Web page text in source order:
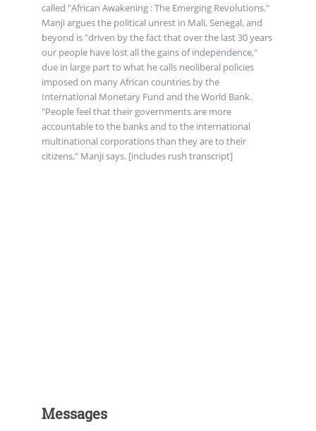
called "African Awakening : The Emerging Revolutions."
Manji argues the political unrest in Mali, Senegal, and
beyond is "driven by the fact that over the last 30 years
our people have lost all the gains of independence,"
due in large part to what he calls neoliberal policies
imposed on many African countries by the
International Monetary Fund and the World Bank.
"People feel that their governments are more
accountable to the banks and to the international
multinational corporations than they are to their
citizens," Manji says. [includes rush transcript]
Messages